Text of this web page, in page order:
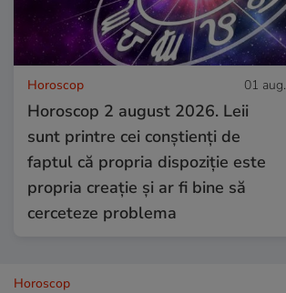
Horoscop 01 aug.
Horoscop 2 august 2026. Leii
sunt printre cei conștienți de
faptul că propria dispoziție este
propria creație și ar fi bine să
cerceteze problema
Horoscop